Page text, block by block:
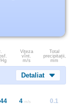
Viteza
vînt.
m/s
Total
precipitații,
mm
Detaliat
4 m/s 0.1